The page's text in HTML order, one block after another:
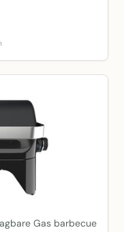
Gas barbecue